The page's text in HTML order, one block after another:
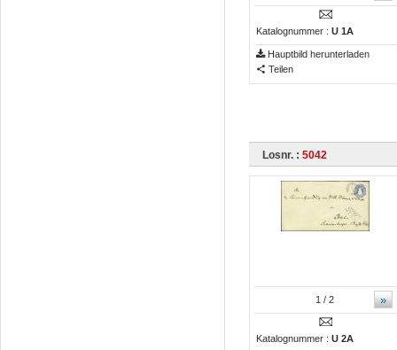
Katalognummer : U 1A
Hauptbild herunterladen
Teilen
Losnr. : 5042
»
1 / 2
Katalognummer : U 2A